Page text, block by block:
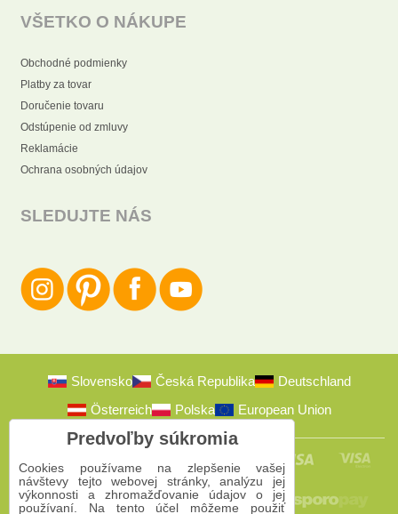
VŠETKO O NÁKUPE
Obchodné podmienky
Platby za tovar
Doručenie tovaru
Odstúpenie od zmluvy
Reklamácie
Ochrana osobných údajov
SLEDUJTE NÁS
Slovensko Česká Republika
Deutschland
Österreich
Polska European Union
Predvoľby súkromia
Cookies používame na zlepšenie vašej
návštevy tejto webovej stránky, analýzu jej
výkonnosti a zhromažďovanie údajov o jej
používaní. Na tento účel môžeme použiť